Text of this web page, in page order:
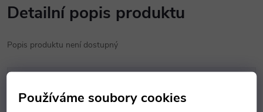
Používáme soubory cookies
Detailní popis produktu
Popis produktu není dostupný